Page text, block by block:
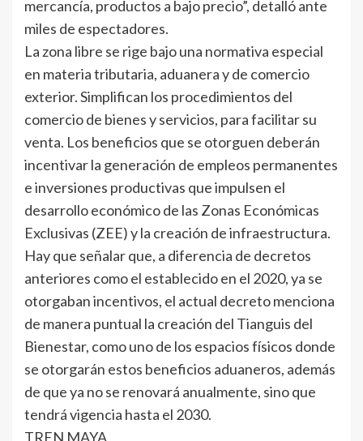
mercancía, productos a bajo precio”, detalló ante
miles de espectadores.
La zona libre se rige bajo una normativa especial
en materia tributaria, aduanera y de comercio
exterior. Simplifican los procedimientos del
comercio de bienes y servicios, para facilitar su
venta. Los beneficios que se otorguen deberán
incentivar la generación de empleos permanentes
e inversiones productivas que impulsen el
desarrollo económico de las Zonas Económicas
Exclusivas (ZEE) y la creación de infraestructura.
Hay que señalar que, a diferencia de decretos
anteriores como el establecido en el 2020, ya se
otorgaban incentivos, el actual decreto menciona
de manera puntual la creación del Tianguis del
Bienestar, como uno de los espacios físicos donde
se otorgarán estos beneficios aduaneros, además
de que ya no se renovará anualmente, sino que
tendrá vigencia hasta el 2030.
TREN MAYA